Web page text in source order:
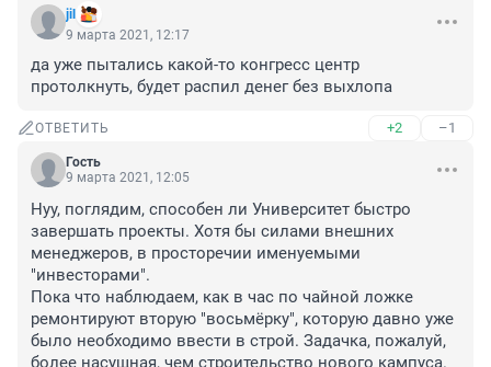
jil
9 марта 2021, 12:17
да уже пытались какой-то конгресс центр
протолкнуть, будет распил денег без выхлопа
ОТВЕТИТЬ +2 –1
Гость
9 марта 2021, 12:05
Нуу, поглядим, способен ли Университет быстро
завершать проекты. Хотя бы силами внешних
менеджеров, в просторечии именуемыми
"инвесторами".
Пока что наблюдаем, как в час по чайной ложке
ремонтируют вторую "восьмёрку", которую давно уже
было необходимо ввести в строй. Задачка, пожалуй,
более насущная, чем строительство нового кампуса.